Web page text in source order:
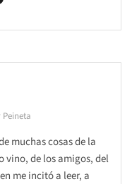
muchas cosas de la
vino, de los amigos, del
me incitó a leer, a